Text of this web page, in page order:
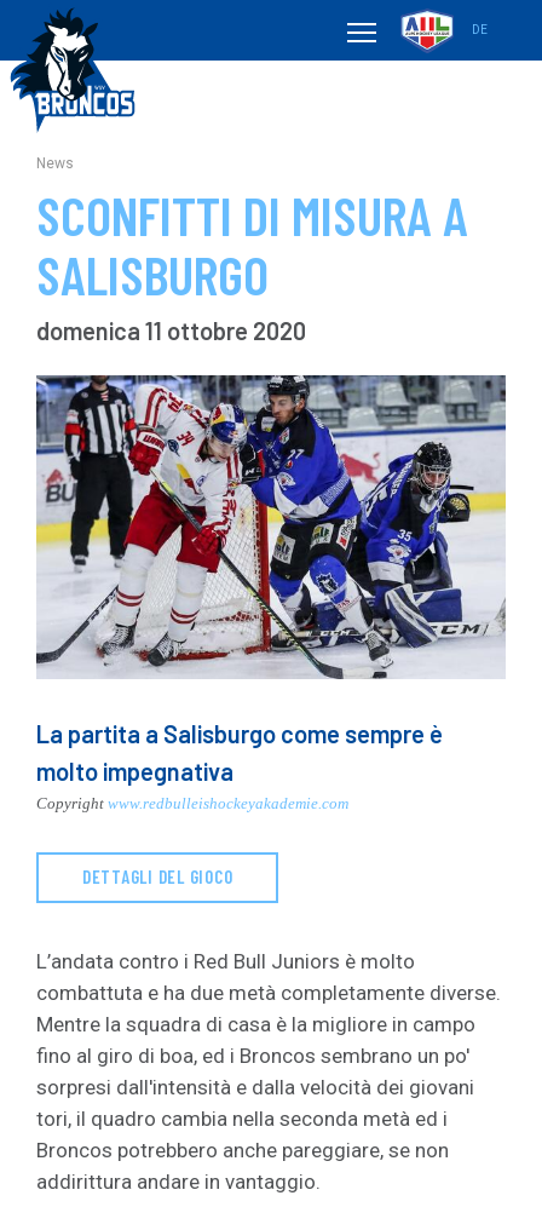
DE
News
SCONFITTI DI MISURA A
SALISBURGO
domenica 11 ottobre 2020
La partita a Salisburgo come sempre è
molto impegnativa
Copyright www.redbulleishockeyakademie.com
DETTAGLI DEL GIOCO
L’andata contro i Red Bull Juniors è molto
combattuta e ha due metà completamente diverse.
Mentre la squadra di casa è la migliore in campo
fino al giro di boa, ed i Broncos sembrano un po'
sorpresi dall'intensità e dalla velocità dei giovani
tori, il quadro cambia nella seconda metà ed i
Broncos potrebbero anche pareggiare, se non
addirittura andare in vantaggio.